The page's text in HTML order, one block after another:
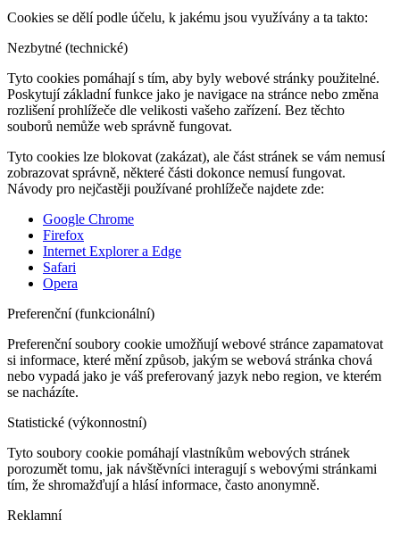
Cookies se dělí podle účelu, k jakému jsou využívány a ta takto:
Nezbytné (technické)
Tyto cookies pomáhají s tím, aby byly webové stránky použitelné.
Poskytují základní funkce jako je navigace na stránce nebo změna
rozlišení prohlížeče dle velikosti vašeho zařízení. Bez těchto
souborů nemůže web správně fungovat.
Tyto cookies lze blokovat (zakázat), ale část stránek se vám nemusí
zobrazovat správně, některé části dokonce nemusí fungovat.
Návody pro nejčastěji používané prohlížeče najdete zde:
Google Chrome
Firefox
Internet Explorer a Edge
Safari
Opera
Preferenční (funkcionální)
Preferenční soubory cookie umožňují webové stránce zapamatovat
si informace, které mění způsob, jakým se webová stránka chová
nebo vypadá jako je váš preferovaný jazyk nebo region, ve kterém
se nacházíte.
Statistické (výkonnostní)
Tyto soubory cookie pomáhají vlastníkům webových stránek
porozumět tomu, jak návštěvníci interagují s webovými stránkami
tím, že shromažďují a hlásí informace, často anonymně.
Reklamní